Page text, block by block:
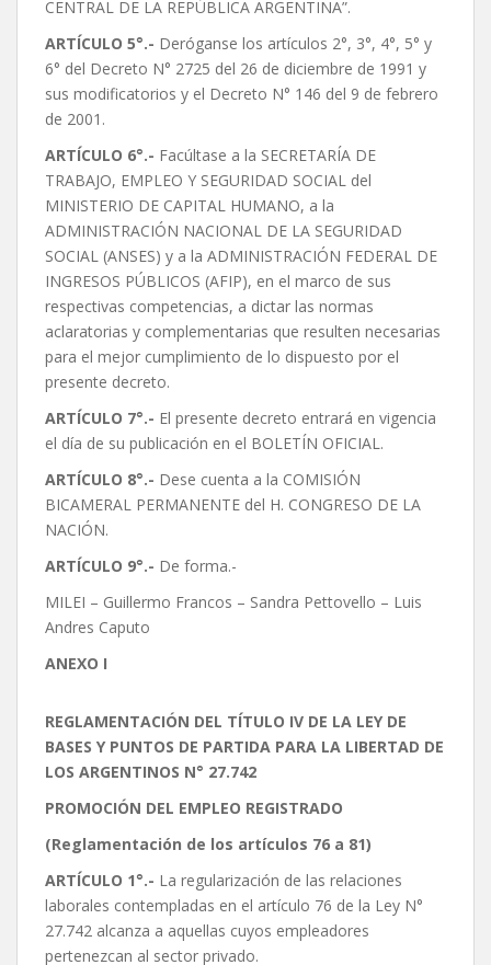
CENTRAL DE LA REPÚBLICA ARGENTINA”.
ARTÍCULO 5°.- Deróganse los artículos 2°, 3°, 4°, 5° y
6° del Decreto N° 2725 del 26 de diciembre de 1991 y
sus modificatorios y el Decreto N° 146 del 9 de febrero
de 2001.
ARTÍCULO 6°.- Facúltase a la SECRETARÍA DE
TRABAJO, EMPLEO Y SEGURIDAD SOCIAL del
MINISTERIO DE CAPITAL HUMANO, a la
ADMINISTRACIÓN NACIONAL DE LA SEGURIDAD
SOCIAL (ANSES) y a la ADMINISTRACIÓN FEDERAL DE
INGRESOS PÚBLICOS (AFIP), en el marco de sus
respectivas competencias, a dictar las normas
aclaratorias y complementarias que resulten necesarias
para el mejor cumplimiento de lo dispuesto por el
presente decreto.
ARTÍCULO 7°.- El presente decreto entrará en vigencia
el día de su publicación en el BOLETÍN OFICIAL.
ARTÍCULO 8°.- Dese cuenta a la COMISIÓN
BICAMERAL PERMANENTE del H. CONGRESO DE LA
NACIÓN.
ARTÍCULO 9°.- De forma.-
MILEI – Guillermo Francos – Sandra Pettovello – Luis
Andres Caputo
ANEXO I
REGLAMENTACIÓN DEL TÍTULO IV DE LA LEY DE
BASES Y PUNTOS DE PARTIDA PARA LA LIBERTAD DE
LOS ARGENTINOS N° 27.742
PROMOCIÓN DEL EMPLEO REGISTRADO
(Reglamentación de los artículos 76 a 81)
ARTÍCULO 1°.- La regularización de las relaciones
laborales contempladas en el artículo 76 de la Ley N°
27.742 alcanza a aquellas cuyos empleadores
pertenezcan al sector privado.